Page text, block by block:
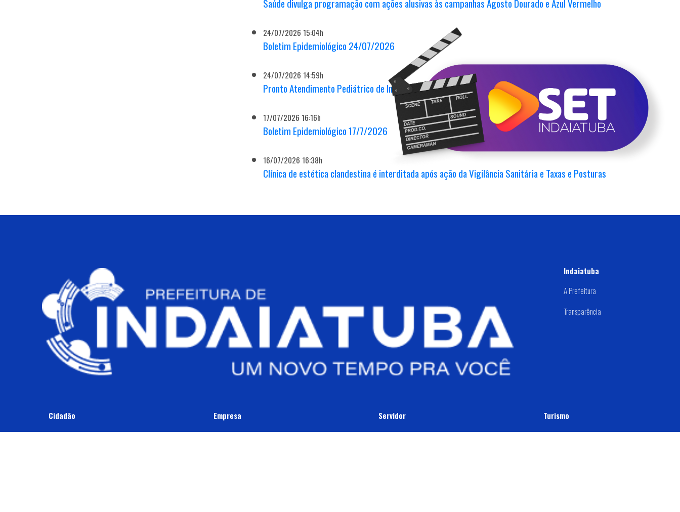
Saúde divulga programação com ações alusivas às campanhas Agosto Dourado e Azul Vermelho
24/07/2026 15:04h
Boletim Epidemiológico 24/07/2026
24/07/2026 14:59h
Pronto Atendimento Pediátrico de Indaiatuba recebe novo pediatra plantonista
17/07/2026 16:16h
Boletim Epidemiológico 17/7/2026
16/07/2026 16:38h
Clínica de estética clandestina é interditada após ação da Vigilância Sanitária e Taxas e Posturas
Indaiatuba
A Prefeitura
Transparência
Cidadão
Ouvidoria
Empresa
Lançamento De IPTU
Servidor
Portal Do Servidor
Turismo
Indaiatuba By Bike